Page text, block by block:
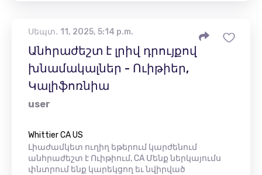
Սեպտ․ 11, 2025, 5:14 p.m.
Անհրաժեշտ է լրիվ դրույքով
խնամակալներ - Ուիթիեր,
Կալիֆոռնիա
user
Whittier CA US
Լիաժամկետ ուղիղ եթերում կարժենում
անհրաժեշտ է Ուիթիում, CA Մենք ներկայումս
փնտրում ենք կարեկցող եւ նվիրված